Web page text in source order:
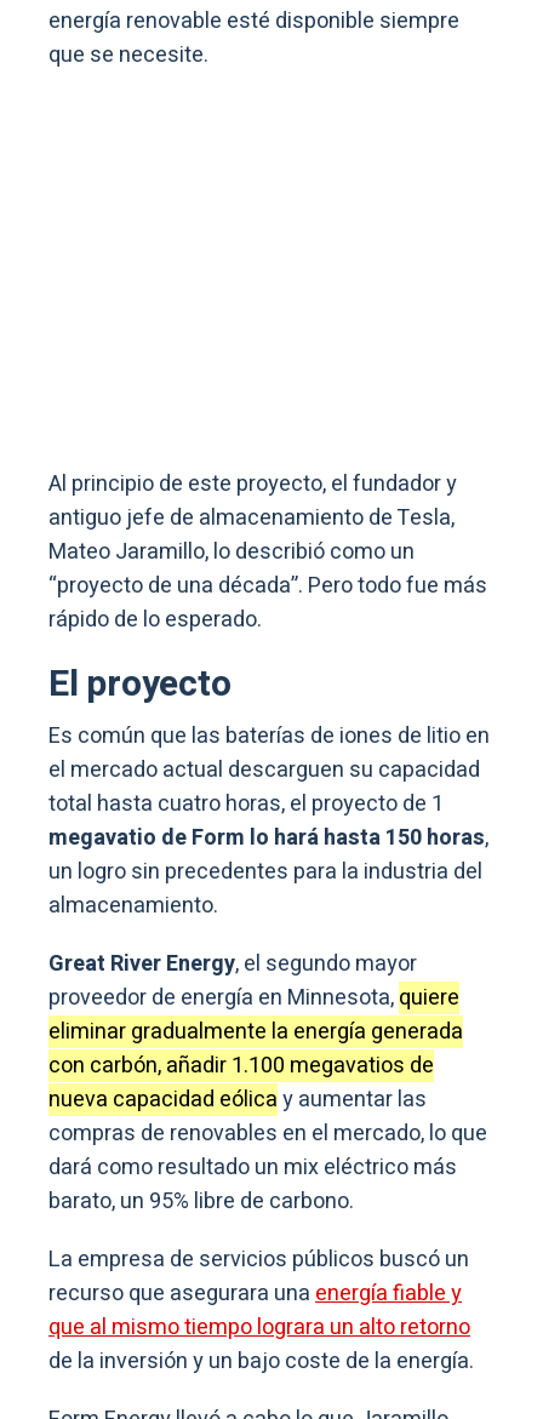
energía renovable esté disponible siempre
que se necesite.
Al principio de este proyecto, el fundador y
antiguo jefe de almacenamiento de Tesla,
Mateo Jaramillo, lo describió como un
“proyecto de una década”. Pero todo fue más
rápido de lo esperado.
El proyecto
Es común que las baterías de iones de litio en
el mercado actual descarguen su capacidad
total hasta cuatro horas, el proyecto de 1
megavatio de Form lo hará hasta 150 horas,
un logro sin precedentes para la industria del
almacenamiento.
Great River Energy, el segundo mayor
proveedor de energía en Minnesota,quiere
eliminar gradualmente la energía generada
con carbón, añadir 1.100 megavatios de
nueva capacidad eólicay aumentar las
compras de renovables en el mercado, lo que
dará como resultado un mix eléctrico más
barato, un 95% libre de carbono.
La empresa de servicios públicos buscó un
recurso que asegurara unaenergía fiable y
que al mismo tiempo lograra un alto retorno
de la inversión y un bajo coste de la energía.